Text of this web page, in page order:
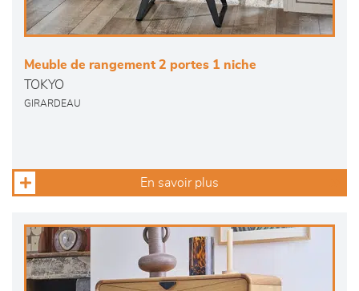
Meuble de rangement 2 portes 1 niche
TOKYO
GIRARDEAU
En savoir plus